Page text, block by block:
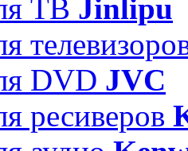
ТВ Jinlipu
DVD JVC
ресиверов